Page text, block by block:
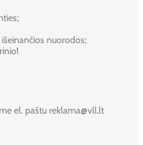
nuorodos;
el. paštu reklama@vll.lt